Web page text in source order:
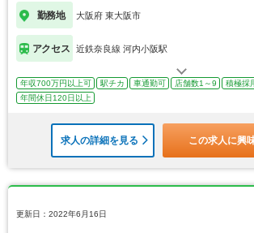
勤務地 大阪府 東大阪市
アクセス 近鉄奈良線 河内小阪駅
年収700万円以上可 駅チカ 車通勤可 店舗数1～9
積極採
年間休日120日以上
求人の詳細を見る この求人に興
更新日：2022年6月16日